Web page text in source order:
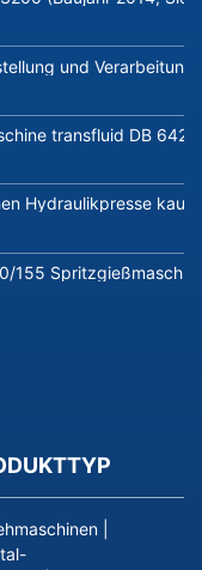
und
transfluid DB
Hydraulikpresse
155